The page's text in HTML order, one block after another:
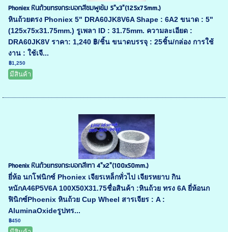
Phoniex หินถ้วยทรงกระบอกสีชมพูเข้ม 5"x3"(125x75mm.)
หินถ้วยตรง Phoniex 5" DRA60JK8V6A Shape : 6A2 ขนาด : 5"
(125x75x31.75mm.) รูเพลา ID : 31.75mm. ความละเอียด :
DRA60JK8V ราคา: 1,240 ฿/ชิ้น ขนาดบรรจุ : 25ชิ้น/กล่อง การใช้
งาน : ใช้เจี...
฿1,250
มีสินค้า
Phoenix หินถ้วยทรงกระบอกสีเทา 4"x2"(100x50mm.)
ยี่ห้อ นกโฟนิกซ์ Phoniex เจียรเหล็กทั่วไป เจียรหยาบ กิน
หนักA46P5V6A 100X50X31.75ชื่อสินค้า :หินถ้วย ทรง 6A ยี่ห้อนก
ฟินิกซ์Phoenix หินถ้วย Cup Wheel สารเจียร : A :
AluminaOxideรูปทร...
฿450